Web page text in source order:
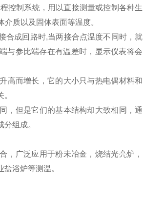
控制系统，用以直接测量或控制各种生
质以及固体表面等温度。
成回路时,当两接合点温度不同时，就
与参比端存在有温差时，显示仪表将会
高而增长，它的大小只与热电偶材料和
，但是它们的基本结构却大致相同，通
组成。
广泛应用于粉未冶金，烧结光亮炉，
浴炉等测温。